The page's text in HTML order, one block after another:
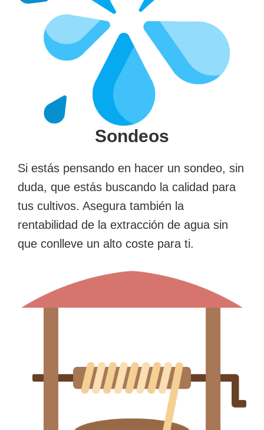
Sondeos
Si estás pensando en hacer un sondeo, sin
duda, que estás buscando la calidad para
tus cultivos. Asegura también la
rentabilidad de la extracción de agua sin
que conlleve un alto coste para ti.